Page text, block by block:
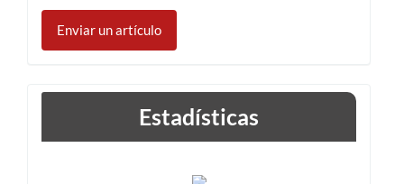
Enviar
un
artículo
Enviar un artículo
Estadísticas